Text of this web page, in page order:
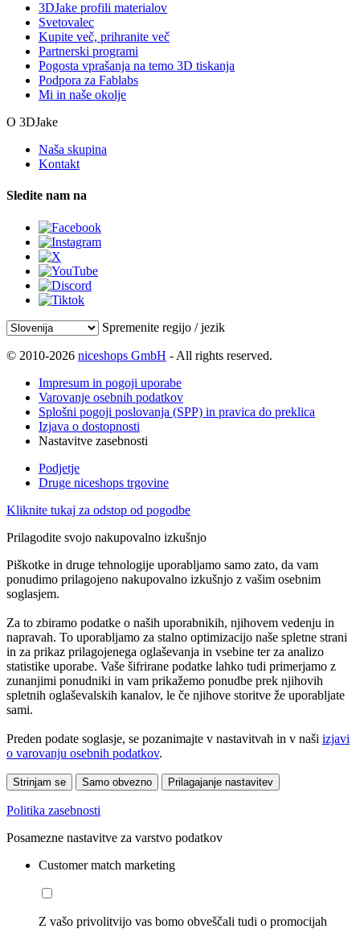
3DJake profili materialov
Svetovalec
Kupite več, prihranite več
Partnerski programi
Pogosta vprašanja na temo 3D tiskanja
Podpora za Fablabs
Mi in naše okolje
O 3DJake
Naša skupina
Kontakt
Sledite nam na
Spremenite regijo / jezik
© 2010-2026 niceshops GmbH - All rights reserved.
Impresum in pogoji uporabe
Varovanje osebnih podatkov
Splošni pogoji poslovanja (SPP) in pravica do preklica
Izjava o dostopnosti
Nastavitve zasebnosti
Podjetje
Druge niceshops trgovine
Kliknite tukaj za odstop od pogodbe
Prilagodite svojo nakupovalno izkušnjo
Piškotke in druge tehnologije uporabljamo samo zato, da vam
ponudimo prilagojeno nakupovalno izkušnjo z vašim osebnim
soglasjem.
Za to zbiramo podatke o naših uporabnikih, njihovem vedenju in
napravah. To uporabljamo za stalno optimizacijo naše spletne strani
in za prikaz prilagojenega oglaševanja in vsebine ter za analizo
statistike uporabe. Vaše šifrirane podatke lahko tudi primerjamo z
zunanjimi ponudniki in vam prikažemo ponudbe prek njihovih
spletnih oglaševalskih kanalov, le če njihove storitve že uporabljate
sami.
Preden podate soglasje, se pozanimajte v nastavitvah in v naši izjavi
o varovanju osebnih podatkov.
Strinjam se Samo obvezno Prilagajanje nastavitev
Politika zasebnosti
Posamezne nastavitve za varstvo podatkov
Customer match marketing
Z vašo privolitvijo vas bomo obveščali tudi o promocijah